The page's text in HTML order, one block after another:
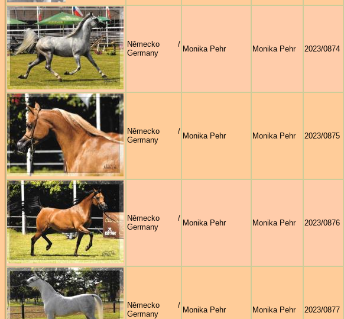
Německo /
Germany
Monika Pehr Monika Pehr 2023/0874
Německo /
Germany
Monika Pehr Monika Pehr 2023/0875
Německo /
Germany
Monika Pehr Monika Pehr 2023/0876
Německo /
Germany
Monika Pehr Monika Pehr 2023/0877